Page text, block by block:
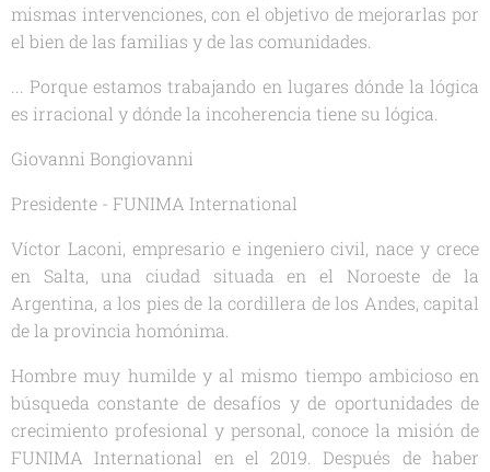
mismas intervenciones, con el objetivo de mejorarlas por
el bien de las familias y de las comunidades.
... Porque estamos trabajando en lugares dónde la lógica
es irracional y dónde la incoherencia tiene su lógica.
Giovanni Bongiovanni
Presidente - FUNIMA International
Víctor Laconi, empresario e ingeniero civil, nace y crece
en Salta, una ciudad situada en el Noroeste de la
Argentina, a los pies de la cordillera de los Andes, capital
de la provincia homónima.
Hombre muy humilde y al mismo tiempo ambicioso en
búsqueda constante de desafíos y de oportunidades de
crecimiento profesional y personal, conoce la misión de
FUNIMA International en el 2019. Después de haber